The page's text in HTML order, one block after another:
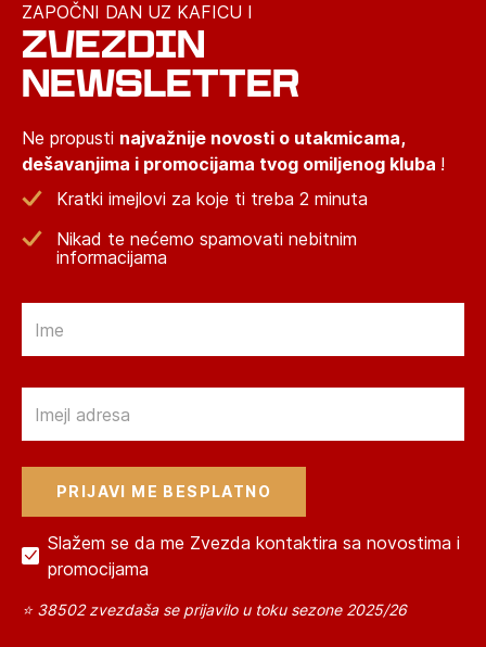
ZAPOČNI DAN UZ KAFICU I
ZVEZDIN
NEWSLETTER
Ne propusti najvažnije novosti o utakmicama,
dešavanjima i promocijama tvog omiljenog kluba !
Kratki imejlovi za koje ti treba 2 minuta
Nikad te nećemo spamovati nebitnim
informacijama
Slažem se da me Zvezda kontaktira sa novostima i
promocijama
⭐ 38502 zvezdaša se prijavilo u toku sezone 2025/26